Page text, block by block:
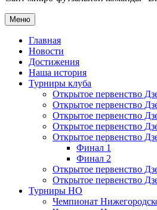
Меню
Главная
Новости
Достижения
Наша история
Турниры клуба
Открытое первенство
Открытое первенство
Открытое первенство
Открытое первенство
Открытое первенство
Финал 1
Финал 2
Открытое первенство
Открытое первенство
Турниры НО
Чемпионат